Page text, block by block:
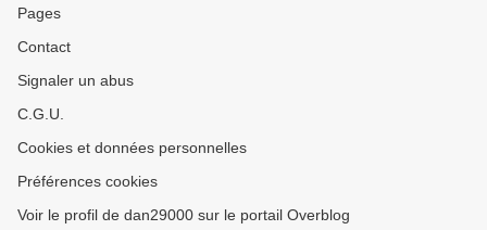
Pages
Contact
Signaler un abus
C.G.U.
Cookies et données personnelles
Préférences cookies
Voir le profil de dan29000 sur le portail Overblog